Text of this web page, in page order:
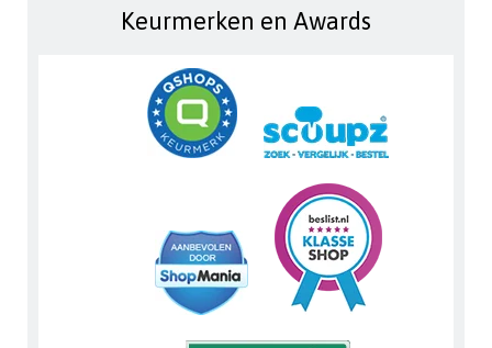
Keurmerken en Awards